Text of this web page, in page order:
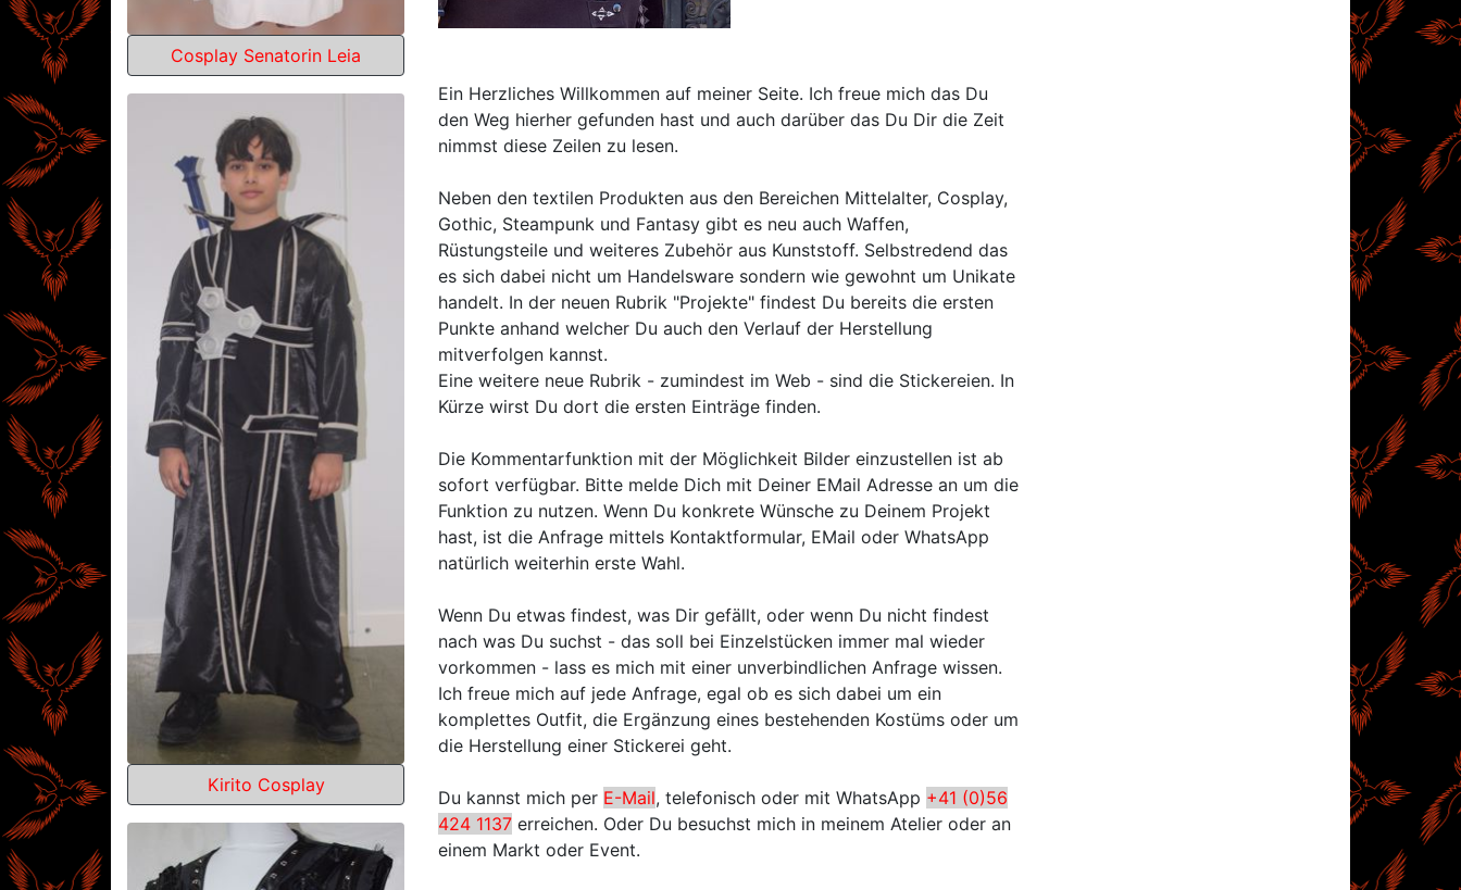
Cosplay Senatorin Leia
Kirito Cosplay
Ein Herzliches Willkommen auf meiner Seite. Ich freue mich das Du
den Weg hierher gefunden hast und auch darüber das Du Dir die Zeit
nimmst diese Zeilen zu lesen.
Neben den textilen Produkten aus den Bereichen Mittelalter, Cosplay,
Gothic, Steampunk und Fantasy gibt es neu auch Waffen,
Rüstungsteile und weiteres Zubehör aus Kunststoff. Selbstredend das
es sich dabei nicht um Handelsware sondern wie gewohnt um Unikate
handelt. In der neuen Rubrik "Projekte" findest Du bereits die ersten
Punkte anhand welcher Du auch den Verlauf der Herstellung
mitverfolgen kannst.
Eine weitere neue Rubrik - zumindest im Web - sind die Stickereien. In
Kürze wirst Du dort die ersten Einträge finden.
Die Kommentarfunktion mit der Möglichkeit Bilder einzustellen ist ab
sofort verfügbar. Bitte melde Dich mit Deiner EMail Adresse an um die
Funktion zu nutzen. Wenn Du konkrete Wünsche zu Deinem Projekt
hast, ist die Anfrage mittels Kontaktformular, EMail oder WhatsApp
natürlich weiterhin erste Wahl.
Wenn Du etwas findest, was Dir gefällt, oder wenn Du nicht findest
nach was Du suchst - das soll bei Einzelstücken immer mal wieder
vorkommen - lass es mich mit einer unverbindlichen Anfrage wissen.
Ich freue mich auf jede Anfrage, egal ob es sich dabei um ein
komplettes Outfit, die Ergänzung eines bestehenden Kostüms oder um
die Herstellung einer Stickerei geht.
Du kannst mich per E-Mail, telefonisch oder mit WhatsApp +41 (0)56
424 1137 erreichen. Oder Du besuchst mich in meinem Atelier oder an
einem Markt oder Event.